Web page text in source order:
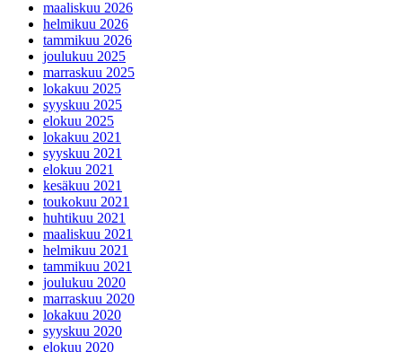
maaliskuu 2026
helmikuu 2026
tammikuu 2026
joulukuu 2025
marraskuu 2025
lokakuu 2025
syyskuu 2025
elokuu 2025
lokakuu 2021
syyskuu 2021
elokuu 2021
kesäkuu 2021
toukokuu 2021
huhtikuu 2021
maaliskuu 2021
helmikuu 2021
tammikuu 2021
joulukuu 2020
marraskuu 2020
lokakuu 2020
syyskuu 2020
elokuu 2020